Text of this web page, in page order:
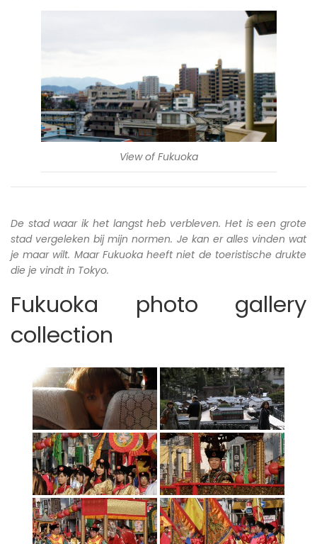
View of Fukuoka
De stad waar ik het langst heb verbleven. Het is een grote
stad vergeleken bij mijn normen. Je kan er alles vinden wat
je maar wilt. Maar Fukuoka heeft niet de toeristische drukte
die je vindt in Tokyo.
Fukuoka photo gallery
collection